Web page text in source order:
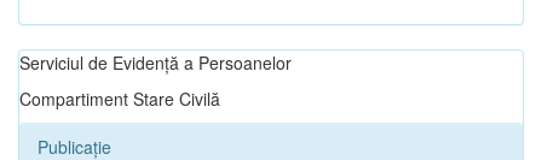
Serviciul de Evidență a Persoanelor
Compartiment Stare Civilă
Publicație